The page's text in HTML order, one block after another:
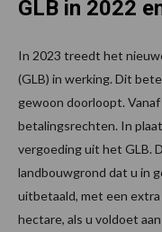
GLB in 2022
In 2023 treedt het
(GLB) in werking. Dit
gewoon doorloopt.
betalingsrechten. In
vergoeding uit het GLB.
landbouwgrond dat u in
uitbetaald, met een
hectare, als u voldoet